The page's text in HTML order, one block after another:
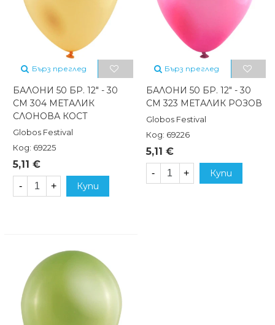
Бърз преглед
БАЛОНИ 50 БР. 12" - 30
СМ 304 МЕТАЛИК
СЛОНОВА КОСТ
Globos Festival
Код: 69225
5,11 €
- + Купи
Бърз преглед
БАЛОНИ 50 БР. 12" - 30
СМ 323 МЕТАЛИК РОЗОВ
Globos Festival
Код: 69226
5,11 €
- + Купи